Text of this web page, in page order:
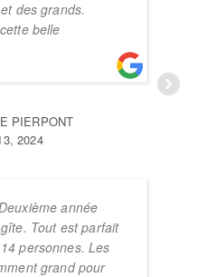
des grands.
belle
PIERPONT
2024
année
Tout est parfait
personnes. Les
grand pour